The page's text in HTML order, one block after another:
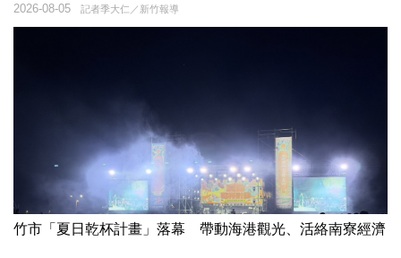
記者季大仁／新竹報導
2026-08-05
竹市「夏日乾杯計畫」落幕 帶動海港觀光、活絡南寮經濟